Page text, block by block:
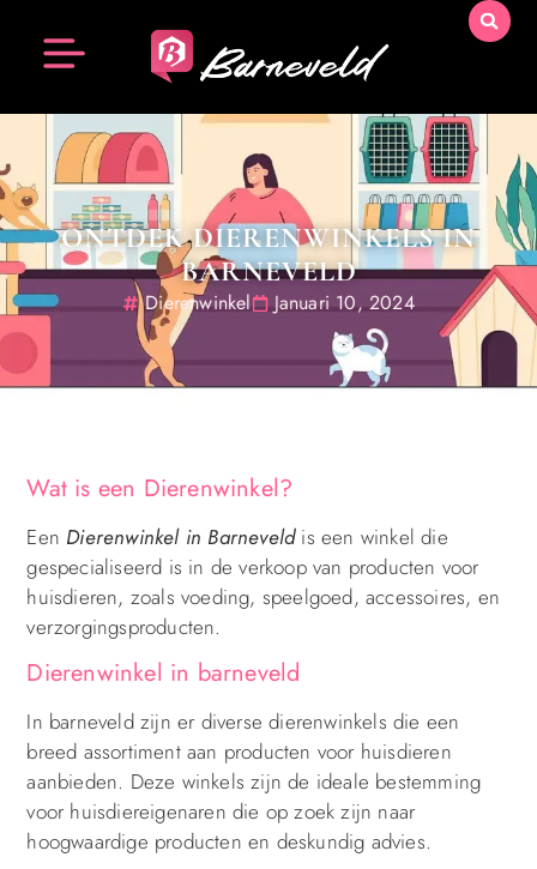
ONTDEK DIERENWINKELS IN
BARNEVELD
Dierenwinkel Januari 10, 2024
Wat is een Dierenwinkel?
Een Dierenwinkel in Barneveldis een winkel die
gespecialiseerd is in de verkoop van producten voor
huisdieren, zoals voeding, speelgoed, accessoires, en
verzorgingsproducten.
Dierenwinkel in barneveld
In barneveld zijn er diverse dierenwinkels die een
breed assortiment aan producten voor huisdieren
aanbieden. Deze winkels zijn de ideale bestemming
voor huisdiereigenaren die op zoek zijn naar
hoogwaardige producten en deskundig advies.